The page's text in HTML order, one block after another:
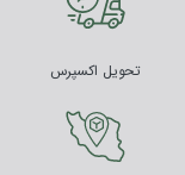
تحویل اکسپرس